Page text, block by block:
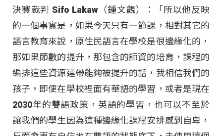
決賽裁判 Sifo Lakaw（鍾文觀）：「所以他反映
的一個事實是，如果今天只有一節課，相對其它的
語言教育來說，原住民語言在學校是很邊緣化的，
那如果節數的提升，那包含的師資的培育，課程的
編排這些資源連帶能夠被提升的話，我相信我們的
孩子，即便在學校裡面有華語的學習，或者是現在
2030年的雙語政策，英語的學習，也可以不至於
讓我們的學生因為這種邊緣化課程安排感到自卑，